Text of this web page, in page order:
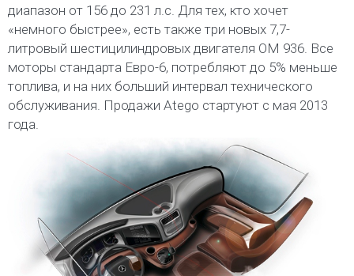
диапазон от 156 до 231 л.с. Для тех, кто хочет
«немного быстрее», есть также три новых 7,7-
литровый шестицилиндровых двигателя OM 936. Все
моторы стандарта Евро-6, потребляют до 5% меньше
топлива, и на них больший интервал технического
обслуживания. Продажи Atego стартуют с мая 2013
года.